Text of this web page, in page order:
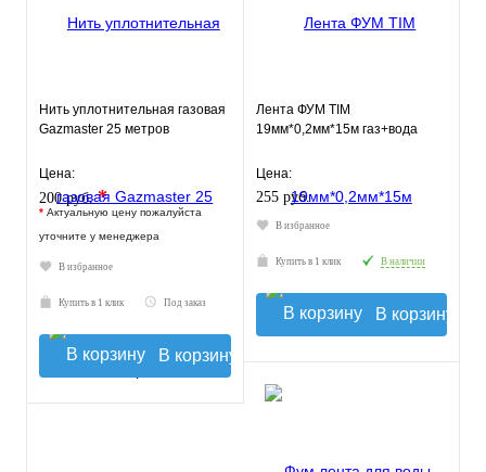
Нить уплотнительная газовая
Gazmaster 25 метров
Цена:
200 руб.*
* Актуальную цену пожалуйста
уточните у менеджера
В избранное
Купить в 1 клик Под заказ
В корзину
Лента ФУМ TIM
19мм*0,2мм*15м газ+вода
Цена:
255 руб.
В избранное
Купить в 1 клик В наличии
В корзину